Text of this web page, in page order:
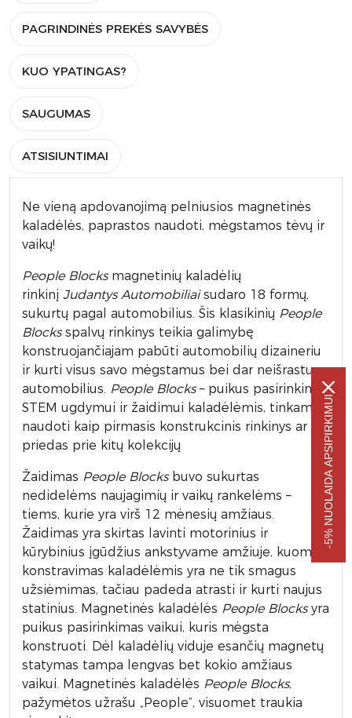
PAGRINDINĖS PREKĖS SAVYBĖS
KUO YPATINGAS?
SAUGUMAS
ATSISIUNTIMAI
Ne vieną apdovanojimą pelniusios magnetinės
kaladėlės, paprastos naudoti, mėgstamos tėvų ir
vaikų!
People Blocksmagnetinių kaladėlių
rinkinį Judantys Automobiliaisudaro 18 formų,
sukurtų pagal automobilius. Šis klasikinių People
Blocksspalvų rinkinys teikia galimybę
konstruojančiajam pabūti automobilių dizaineriu
ir kurti visus savo mėgstamus bei dar neišrastus
automobilius. People Blocks– puikus pasirinkimas
STEM ugdymui ir žaidimui kaladėlėmis, tinkamas
naudoti kaip pirmasis konstrukcinis rinkinys ar
priedas prie kitų kolekcijų
Žaidimas People Blocksbuvo sukurtas
nedidelėms naujagimių ir vaikų rankelėms –
tiems, kurie yra virš 12 mėnesių amžiaus.
Žaidimas yra skirtas lavinti motorinius ir
kūrybinius įgūdžius ankstyvame amžiuje, kuomet
konstravimas kaladėlėmis yra ne tik smagus
užsiėmimas, tačiau padeda atrasti ir kurti naujus
statinius. Magnetinės kaladėlės People Blocksyra
puikus pasirinkimas vaikui, kuris mėgsta
konstruoti. Dėl kaladėlių viduje esančių magnetų
statymas tampa lengvas bet kokio amžiaus
vaikui. Magnetinės kaladėlės People Blocks,
pažymėtos užrašu „People”, visuomet traukia
-5% NUOLAIDA APSIPIRKIMUI